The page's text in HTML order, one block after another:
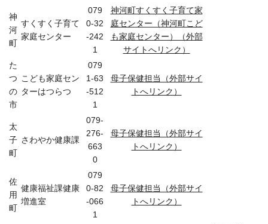
神
河
町
すくすく子育て
家庭センター
079
0-32
-242
1
神河町すくすく子育て家
庭センター（神河町こど
も家庭センター）（外部
サイトへリンク）
た
つ
の
市
こども家庭セン
ターはつらつ
079
1-63
-512
1
母子保健担当（外部サイ
トへリンク）
太
子
町
さわやか健康課
079-
276-
663
0
母子保健担当（外部サイ
トへリンク）
佐
用
町
健康福祉課健康
増進室
079
0-82
-066
1
母子保健担当（外部サイ
トへリンク）